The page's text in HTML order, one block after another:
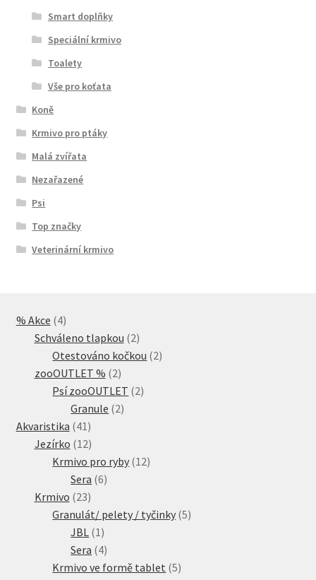
Smart doplňky
Speciální krmivo
Toalety
Vše pro koťata
Koně
Krmivo pro ptáky
Malá zvířata
Nezařazené
Psi
Top značky
Veterinární krmivo
% Akce 44
produkty
Schváleno tlapkou 22
produkty
Otestováno kočkou 22
zooOUTLET % 22
produkty
Psí zooOUTLET 22
Granule 22
Akvaristika 41 41
produktů
Jezírko 1212
produktů
Krmivo pro ryby 1212
Sera 66
Krmivo 2323
produktů
Granulát/ pelety / tyčinky 55
JBL 1 1
produkt
Sera 44
produkty
Krmivo ve formě tablet 55